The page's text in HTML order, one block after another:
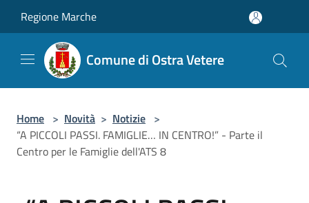
Regione Marche
Comune di Ostra Vetere
Home > Novità > Notizie >
“A PICCOLI PASSI. FAMIGLIE… IN CENTRO!” - Parte il
Centro per le Famiglie dell'ATS 8